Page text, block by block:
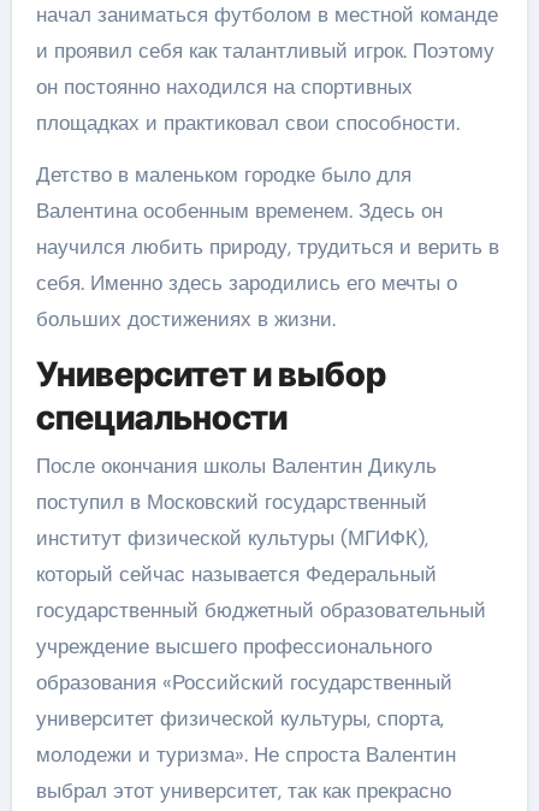
начал заниматься футболом в местной команде
и проявил себя как талантливый игрок. Поэтому
он постоянно находился на спортивных
площадках и практиковал свои способности.
Детство в маленьком городке было для
Валентина особенным временем. Здесь он
научился любить природу, трудиться и верить в
себя. Именно здесь зародились его мечты о
больших достижениях в жизни.
Университет и выбор
специальности
После окончания школы Валентин Дикуль
поступил в Московский государственный
институт физической культуры (МГИФК),
который сейчас называется Федеральный
государственный бюджетный образовательный
учреждение высшего профессионального
образования «Российский государственный
университет физической культуры, спорта,
молодежи и туризма». Не спроста Валентин
выбрал этот университет, так как прекрасно